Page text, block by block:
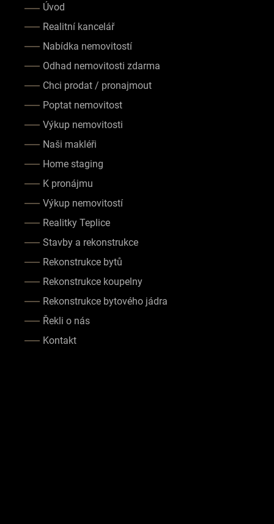
Úvod
Realitní kancelář
Nabídka nemovitostí
Odhad nemovitosti zdarma
Chci prodat / pronajmout
Poptat nemovitost
Výkup nemovitosti
Naši makléři
Home staging
K pronájmu
Výkup nemovitostí
Realitky Teplice
Stavby a rekonstrukce
Rekonstrukce bytů
Rekonstrukce koupelny
Rekonstrukce bytového jádra
Řekli o nás
Kontakt